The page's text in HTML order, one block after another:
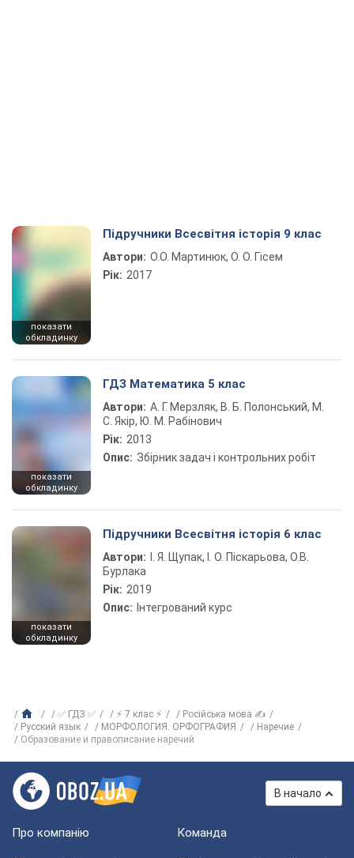
показати
обкладинку
Підручники Всесвітня історія 9 клас
Автори: О.О. Мартинюк, О. О. Гісем
Рік: 2017
показати
обкладинку
ГДЗ Математика 5 клас
Автори: А. Г. Мерзляк, В. Б. Полонський, М.
С. Якір, Ю. М. Рабінович
Рік: 2013
Опис: Збірник задач і контрольних робіт
показати
обкладинку
Підручники Всесвітня історія 6 клас
Автори:
І. Я. Щупак, І. О. Піскарьова, О.В.
Бурлака
Рік: 2019
Опис: Інтегрований курс
✅ ГДЗ ✅ ⚡ 7 клас ⚡
Російська мова ✍
Русский язык
МОРФОЛОГИЯ. ОРФОГРАФИЯ
Наречие
Образование и правописание наречий
В начало
Про компанію Команда